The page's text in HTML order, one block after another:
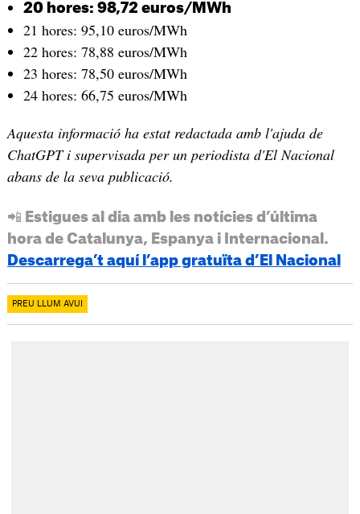
20 hores: 98,72 euros/MWh
21 hores: 95,10 euros/MWh
22 hores: 78,88 euros/MWh
23 hores: 78,50 euros/MWh
24 hores: 66,75 euros/MWh
Aquesta informació ha estat redactada amb l'ajuda de
ChatGPT i supervisada per un periodista d'El Nacional
abans de la seva publicació.
📲 Estigues al dia amb les notícies d’última
hora de Catalunya, Espanya i Internacional.
Descarrega’t aquí l’app gratuïta d’El Nacional
PREU LLUM AVUI